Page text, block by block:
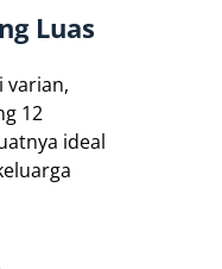
Luas
varian,
12
ideal